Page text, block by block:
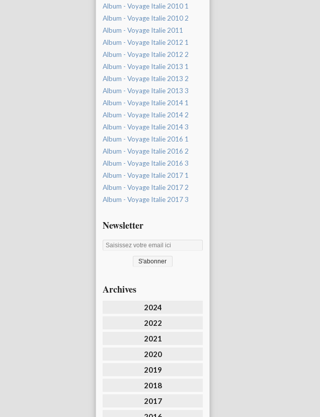
Album - Voyage Italie 2010 1
Album - Voyage Italie 2010 2
Album - Voyage Italie 2011
Album - Voyage Italie 2012 1
Album - Voyage Italie 2012 2
Album - Voyage Italie 2013 1
Album - Voyage Italie 2013 2
Album - Voyage Italie 2013 3
Album - Voyage Italie 2014 1
Album - Voyage Italie 2014 2
Album - Voyage Italie 2014 3
Album - Voyage Italie 2016 1
Album - Voyage Italie 2016 2
Album - Voyage Italie 2016 3
Album - Voyage Italie 2017 1
Album - Voyage Italie 2017 2
Album - Voyage Italie 2017 3
Newsletter
Archives
2024
2022
2021
2020
2019
2018
2017